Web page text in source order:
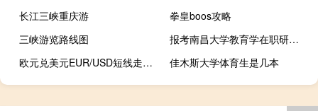
长江三峡重庆游
拳皇boos攻略
三峡游览路线图
报考南昌大学教育学在职研究生注意事项
欧元兑美元EUR/USD短线走低近10点现报1.0686
佳木斯大学体育生是几本